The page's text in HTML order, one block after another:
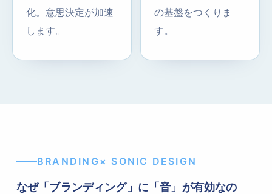
化。意思決定が加速
します。
の基盤をつくりま
す。
BRANDING× SONIC DESIGN
なぜ「ブランディング」に「音」が有効なの